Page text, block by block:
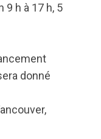
9 h à 17 h, 5
donné